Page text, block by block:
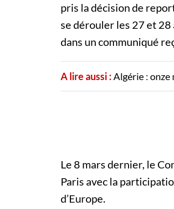
pris la décision de
se dérouler les 27 et
dans un communiqué
A lire aussi : Algérie : onze
Le 8 mars dernier, le
Paris avec la
d’Europe.